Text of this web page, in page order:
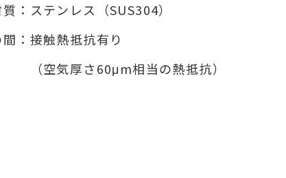
：ステンレス（SUS304）
：接触熱抵抗有り
60μm相当の熱抵抗）